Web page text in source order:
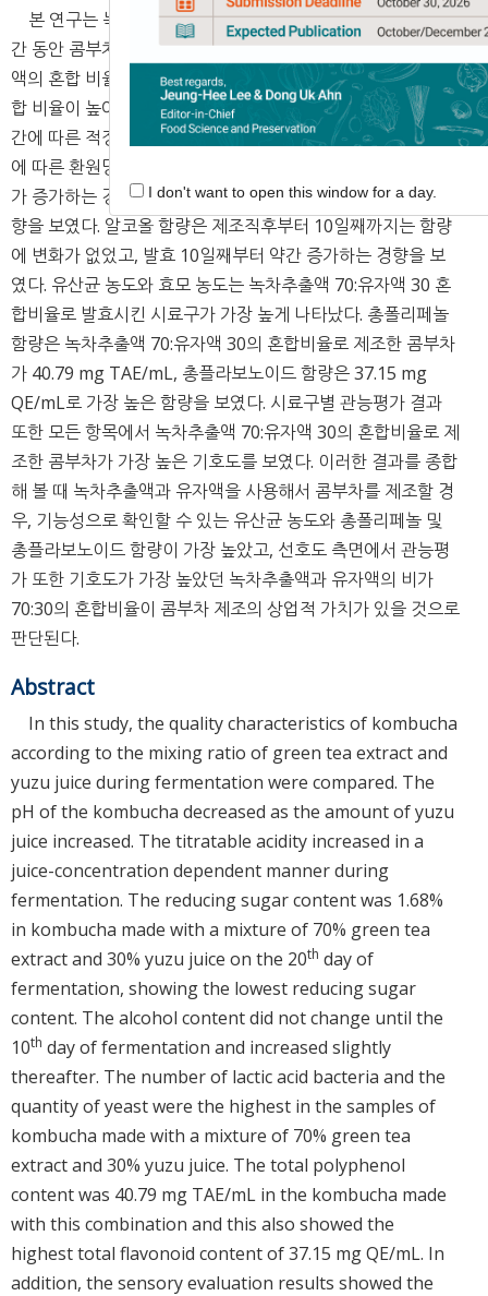
본 연구는 녹차추출액과 유자액의 혼합비율에 따른 발효기
간 동안 콤부차의 품질 특성을 비교하였다. pH 측정 결과, 유자
액의 혼합 비율이 높을수록 낮게 나타났다. 적정산도는 유자 혼
합 비율이 높아질수록 농도 의존적으로 높게 나타났고, 발효기
간에 따른 적정 산도 변화는 상승하는 경향을 보였다. 발효기간
에 따른 환원당 함량 변화는 발효 5일째까지 대부분의 시료구
가 증가하는 경향을 보였다가, 발효 5일째 이후에 감소하는 경
향을 보였다. 알코올 함량은 제조직후부터 10일째까지는 함량
에 변화가 없었고, 발효 10일째부터 약간 증가하는 경향을 보
였다. 유산균 농도와 효모 농도는 녹차추출액 70:유자액 30 혼
합비율로 발효시킨 시료구가 가장 높게 나타났다. 총폴리페놀
함량은 녹차추출액 70:유자액 30의 혼합비율로 제조한 콤부차
가 40.79 mg TAE/mL, 총플라보노이드 함량은 37.15 mg
QE/mL로 가장 높은 함량을 보였다. 시료구별 관능평가 결과
또한 모든 항목에서 녹차추출액 70:유자액 30의 혼합비율로 제
조한 콤부차가 가장 높은 기호도를 보였다. 이러한 결과를 종합
해 볼 때 녹차추출액과 유자액을 사용해서 콤부차를 제조할 경
우, 기능성으로 확인할 수 있는 유산균 농도와 총폴리페놀 및
총플라보노이드 함량이 가장 높았고, 선호도 측면에서 관능평
가 또한 기호도가 가장 높았던 녹차추출액과 유자액의 비가
70:30의 혼합비율이 콤부차 제조의 상업적 가치가 있을 것으로
판단된다.
Abstract
In this study, the quality characteristics of kombucha
according to the mixing ratio of green tea extract and
yuzu juice during fermentation were compared. The
pH of the kombucha decreased as the amount of yuzu
juice increased. The titratable acidity increased in a
juice-concentration dependent manner during
fermentation. The reducing sugar content was 1.68%
in kombucha made with a mixture of 70% green tea
extract and 30% yuzu juice on the 20th day of
fermentation, showing the lowest reducing sugar
content. The alcohol content did not change until the
10th day of fermentation and increased slightly
thereafter. The number of lactic acid bacteria and the
quantity of yeast were the highest in the samples of
kombucha made with a mixture of 70% green tea
extract and 30% yuzu juice. The total polyphenol
content was 40.79 mg TAE/mL in the kombucha made
with this combination and this also showed the
highest total flavonoid content of 37.15 mg QE/mL. In
addition, the sensory evaluation results showed the
I don't want to open this window for a day.